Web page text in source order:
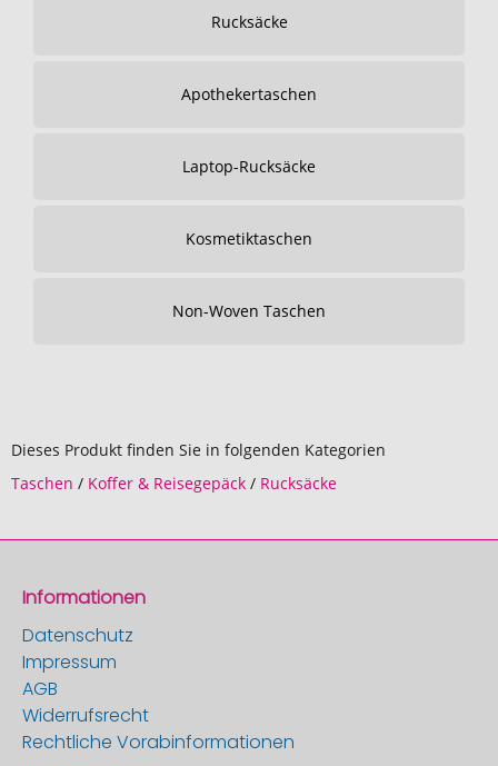
Rucksäcke
Apothekertaschen
Laptop-Rucksäcke
Kosmetiktaschen
Non-Woven Taschen
Dieses Produkt finden Sie in folgenden Kategorien
Taschen / Koffer & Reisegepäck / Rucksäcke
Informationen
Datenschutz
Impressum
AGB
Widerrufsrecht
Rechtliche Vorabinformationen